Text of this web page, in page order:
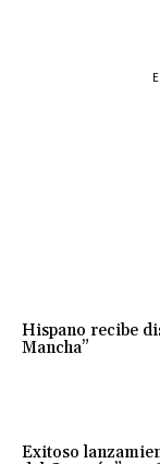
Hispano recibe
Mancha”
Exitoso